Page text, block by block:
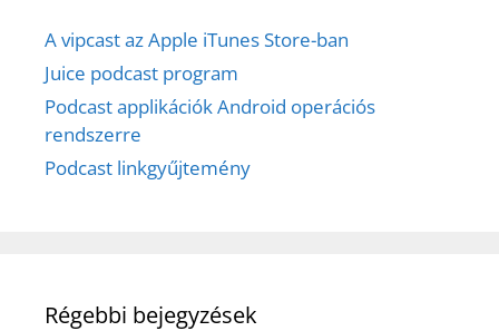
A vipcast az Apple iTunes Store-ban
Juice podcast program
Podcast applikációk Android operációs
rendszerre
Podcast linkgyűjtemény
Régebbi bejegyzések